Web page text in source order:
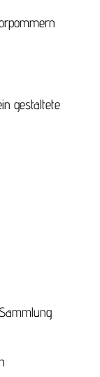
gestaltete